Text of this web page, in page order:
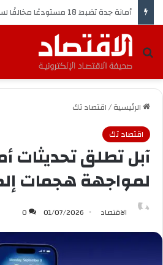
بحث عن
الرئيسية/اقتصاد تك
اقتصاد تك
آبل تطلق تحديثات
لمواجهة هجمات
الاقتصاد 01/07/2026
0